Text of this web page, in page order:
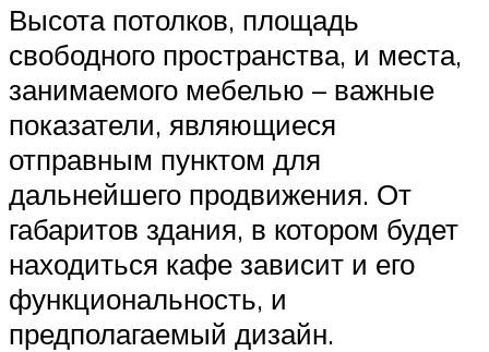
Высота потолков, площадь
свободного пространства, и места,
занимаемого мебелью – важные
показатели, являющиеся
отправным пунктом для
дальнейшего продвижения. От
габаритов здания, в котором будет
находиться кафе зависит и его
функциональность, и
предполагаемый дизайн.